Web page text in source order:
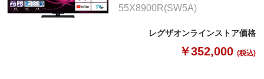
55X8900R(SW5A)
レグザオンラインストア価格
￥352,000 (税込)